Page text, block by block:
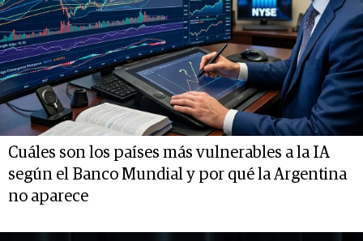
Cuáles son los países más vulnerables a la IA
según el Banco Mundial y por qué la Argentina
no aparece